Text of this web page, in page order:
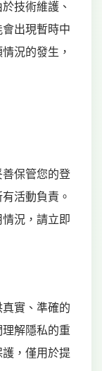
技術維護、
出現暫時中
況的發生，
保管您的登
活動負責。
況，請立即
實、準確的
解隱私的重
，僅用於提